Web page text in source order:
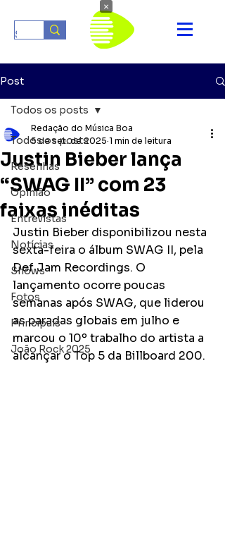
Post
Todos os posts
Resenhas
Opinião
Entrevistas
Notícias
Shows
Fotos
Principais
João Rock 2025
Todos os posts
Justin Bieber lança
“SWAG II” com 23
faixas inéditas
Redação do Música Boa
5 de set. de 2025 1 min de leitura
Justin Bieber disponibilizou nesta
sexta-feira o álbum SWAG II, pela
Def Jam Recordings. O
lançamento ocorre poucas
semanas após SWAG, que liderou
as paradas globais em julho e
marcou o 10º trabalho do artista a
alcançar o Top 5 da Billboard 200.
×